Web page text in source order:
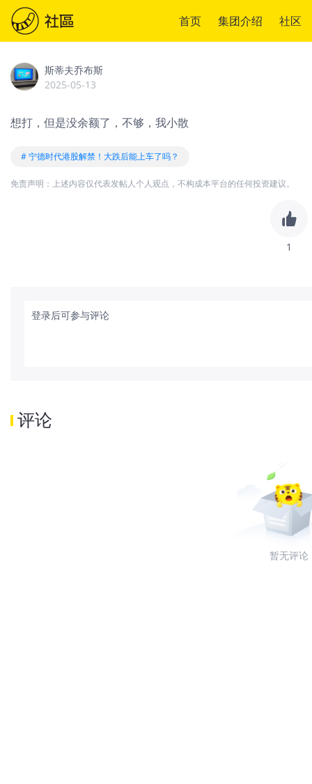
首页 集团介绍 社区
斯蒂夫乔布斯
2025-05-13
想打，但是没余额了，不够，我小散
# 宁德时代港股解禁！大跌后能上车了吗？
免责声明：上述内容仅代表发帖人个人观点，不构成本平台的任何投资建议。
1
登录后可参与评论
评论
暂无评论